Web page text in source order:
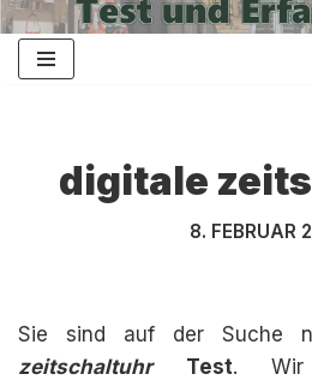
Zum
digitale
8. FEBRUAR
Sie sind auf der Suche
zeitschaltuhr
Test. Wir